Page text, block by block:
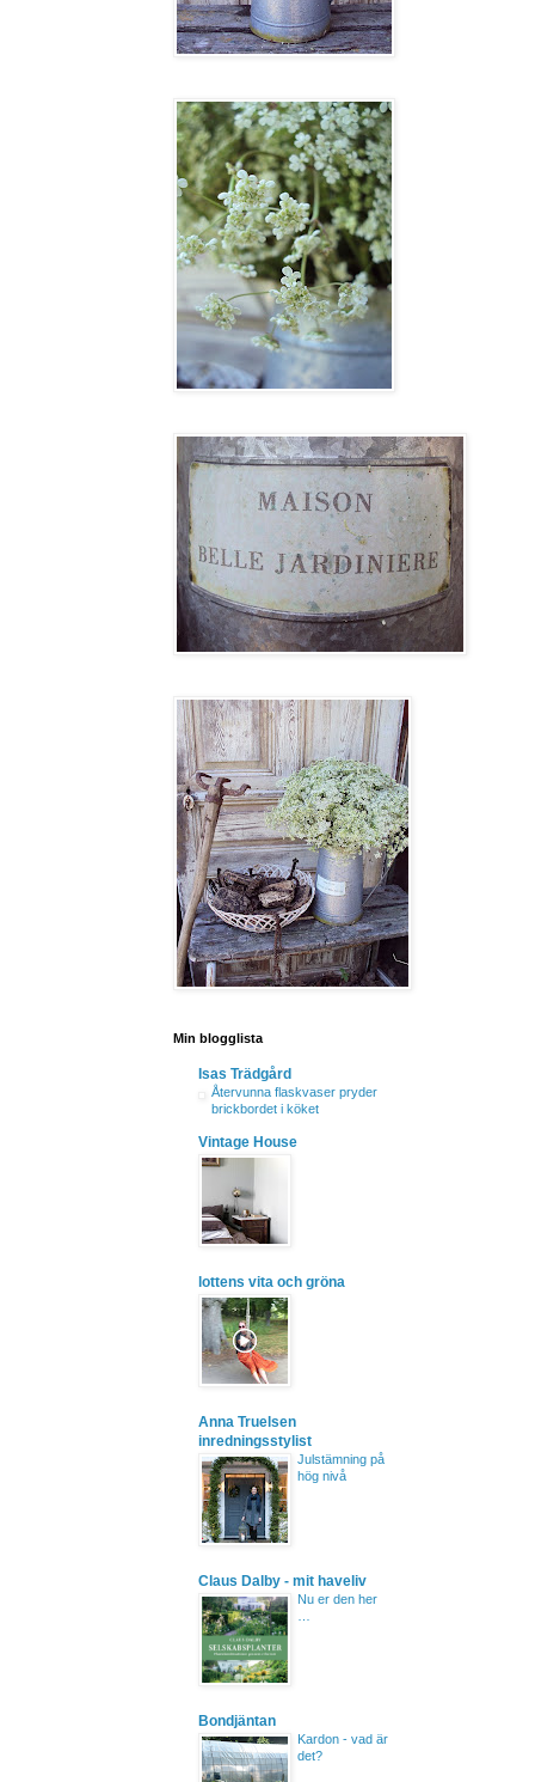
Min blogglista
Isas Trädgård
Återvunna flaskvaser pryder
brickbordet i köket
Vintage House
lottens vita och gröna
Anna Truelsen
inredningsstylist
Julstämning på
hög nivå
Claus Dalby - mit haveliv
Nu er den her
Bondjäntan
Kardon - vad är
det?